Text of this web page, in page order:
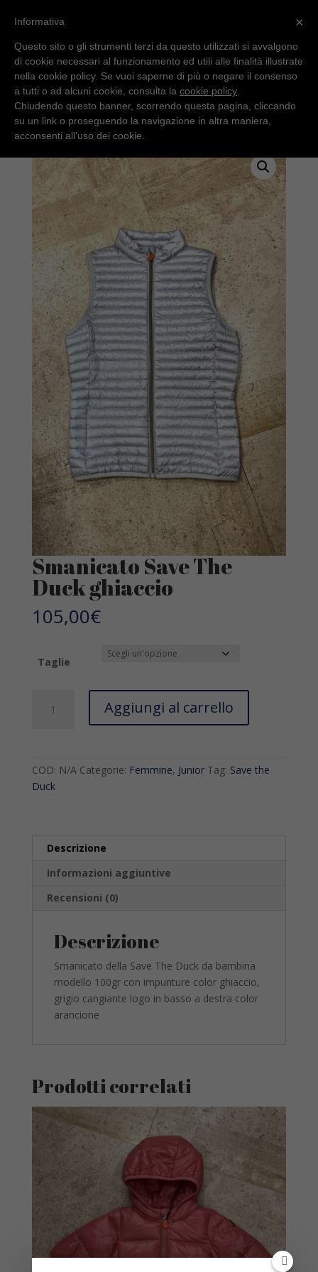
Home/Junior/ Smanicato Save The Duck ghiaccio
Smanicato Save The
Duck ghiaccio
105,00€
Taglie
quantità
Aggiungi al carrello
COD: N/A Categorie: Femmine, Junior Tag: Save the
Duck
Descrizione
Informazioni aggiuntive
Recensioni (0)
Descrizione
Smanicato della Save The Duck da bambina
modello 100gr con impunture color ghiaccio,
grigio cangiante logo in basso a destra color
arancione
Prodotti correlati
×
Informativa
Questo sito o gli strumenti terzi da questo utilizzati si avvalgono
di cookie necessari al funzionamento ed utili alle finalità illustrate
nella cookie policy. Se vuoi saperne di più o negare il consenso
a tutti o ad alcuni cookie, consulta la cookie policy
Chiudendo questo banner, scorrendo questa pagina, cliccando
su un link o proseguendo la navigazione in altra maniera,
acconsenti all’uso dei cookie.